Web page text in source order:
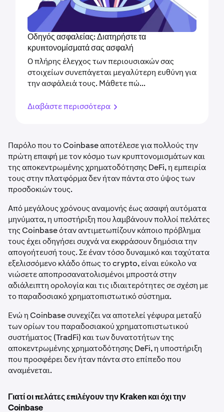
Οδηγός ασφαλείας: Διατηρήστε τα
κρυπτονομίσματά σας ασφαλή
Ο πλήρης έλεγχος των περιουσιακών σας
στοιχείων συνεπάγεται μεγαλύτερη ευθύνη για
την ασφάλειά τους. Μάθετε πώ...
Διαβάστε περισσότερα
Παρόλο που το Coinbase αποτέλεσε για πολλούς την
πρώτη επαφή με τον κόσμο των κρυπτονομισμάτων και
της αποκεντρωμένης χρηματοδότησης DeFi, η εμπειρία
τους στην πλατφόρμα δεν ήταν πάντα στο ύψος των
προσδοκιών τους.
Από μεγάλους χρόνους αναμονής έως ασαφή αυτόματα
μηνύματα, η υποστήριξη που λαμβάνουν πολλοί πελάτες
της Coinbase όταν αντιμετωπίζουν κάποιο πρόβλημα
τους έχει οδηγήσει συχνά να εκφράσουν δημόσια την
απογοήτευσή τους. Σε έναν τόσο δυναμικό και ταχύτατα
εξελισσόμενο κλάδο όπως το crypto, είναι εύκολο να
νιώσετε αποπροσανατολισμένοι μπροστά στην
αδιάλειπτη ορολογία και τις ιδιαιτερότητες σε σχέση με
το παραδοσιακό χρηματοπιστωτικό σύστημα.
Ενώ η Coinbase συνεχίζει να αποτελεί γέφυρα μεταξύ
των ορίων του παραδοσιακού χρηματοπιστωτικού
συστήματος (TradFi) και των δυνατοτήτων της
αποκεντρωμένης χρηματοδότησης DeFi, η υποστήριξη
που προσφέρει δεν ήταν πάντα στο επίπεδο που
αναμένεται.
Γιατί οι πελάτες επιλέγουν την Kraken και όχι την
Coinbase